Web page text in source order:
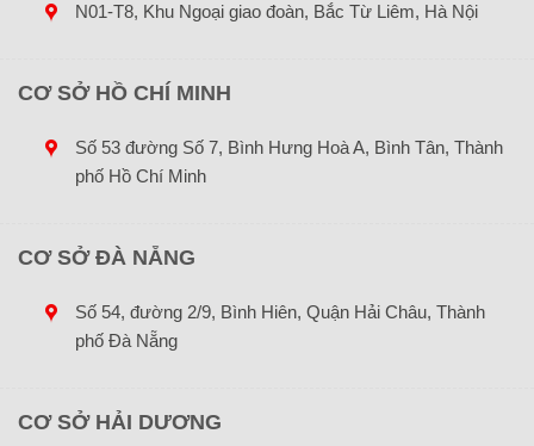
N01-T8, Khu Ngoại giao đoàn, Bắc Từ Liêm, Hà Nội
CƠ SỞ HỒ CHÍ MINH
Số 53 đường Số 7, Bình Hưng Hoà A, Bình Tân, Thành
phố Hồ Chí Minh
CƠ SỞ ĐÀ NẴNG
Số 54, đường 2/9, Bình Hiên, Quận Hải Châu, Thành
phố Đà Nẵng
CƠ SỞ HẢI DƯƠNG